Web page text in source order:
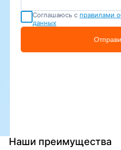
Соглашаюсь с правилами
данных
Наши преимущества